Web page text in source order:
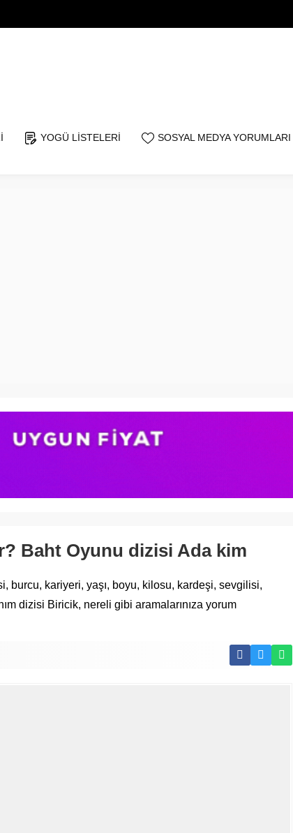
YOGÜ LİSTELERİ SOSYAL MEDYA YORUMLARI
Baht Oyunu dizisi Ada kim
burcu, kariyeri, yaşı, boyu, kilosu, kardeşi, sevgilisi,
dizisi Biricik, nereli gibi aramalarınıza yorum